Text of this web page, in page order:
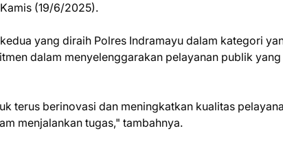
(19/6/2025).
yang diraih Polres Indramayu dalam kategori
dalam menyelenggarakan pelayanan publik yang
terus berinovasi dan meningkatkan kualitas
menjalankan tugas," tambahnya.